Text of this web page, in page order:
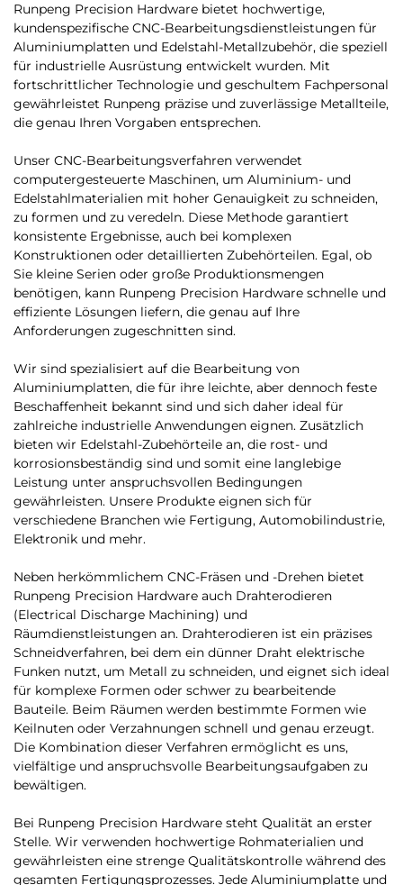
Runpeng Precision Hardware bietet hochwertige,
kundenspezifische CNC-Bearbeitungsdienstleistungen für
Aluminiumplatten und Edelstahl-Metallzubehör, die speziell
für industrielle Ausrüstung entwickelt wurden. Mit
fortschrittlicher Technologie und geschultem Fachpersonal
gewährleistet Runpeng präzise und zuverlässige Metallteile,
die genau Ihren Vorgaben entsprechen.
Unser CNC-Bearbeitungsverfahren verwendet
computergesteuerte Maschinen, um Aluminium- und
Edelstahlmaterialien mit hoher Genauigkeit zu schneiden,
zu formen und zu veredeln. Diese Methode garantiert
konsistente Ergebnisse, auch bei komplexen
Konstruktionen oder detaillierten Zubehörteilen. Egal, ob
Sie kleine Serien oder große Produktionsmengen
benötigen, kann Runpeng Precision Hardware schnelle und
effiziente Lösungen liefern, die genau auf Ihre
Anforderungen zugeschnitten sind.
Wir sind spezialisiert auf die Bearbeitung von
Aluminiumplatten, die für ihre leichte, aber dennoch feste
Beschaffenheit bekannt sind und sich daher ideal für
zahlreiche industrielle Anwendungen eignen. Zusätzlich
bieten wir Edelstahl-Zubehörteile an, die rost- und
korrosionsbeständig sind und somit eine langlebige
Leistung unter anspruchsvollen Bedingungen
gewährleisten. Unsere Produkte eignen sich für
verschiedene Branchen wie Fertigung, Automobilindustrie,
Elektronik und mehr.
Neben herkömmlichem CNC-Fräsen und -Drehen bietet
Runpeng Precision Hardware auch Drahterodieren
(Electrical Discharge Machining) und
Räumdienstleistungen an. Drahterodieren ist ein präzises
Schneidverfahren, bei dem ein dünner Draht elektrische
Funken nutzt, um Metall zu schneiden, und eignet sich ideal
für komplexe Formen oder schwer zu bearbeitende
Bauteile. Beim Räumen werden bestimmte Formen wie
Keilnuten oder Verzahnungen schnell und genau erzeugt.
Die Kombination dieser Verfahren ermöglicht es uns,
vielfältige und anspruchsvolle Bearbeitungsaufgaben zu
bewältigen.
Bei Runpeng Precision Hardware steht Qualität an erster
Stelle. Wir verwenden hochwertige Rohmaterialien und
gewährleisten eine strenge Qualitätskontrolle während des
gesamten Fertigungsprozesses. Jede Aluminiumplatte und